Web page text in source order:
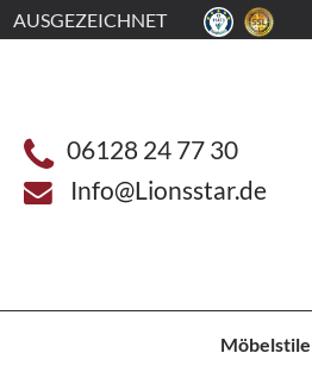
AUSGEZEICHNET
06128 24 77 30
Info@Lionsstar.de
Möbelstile